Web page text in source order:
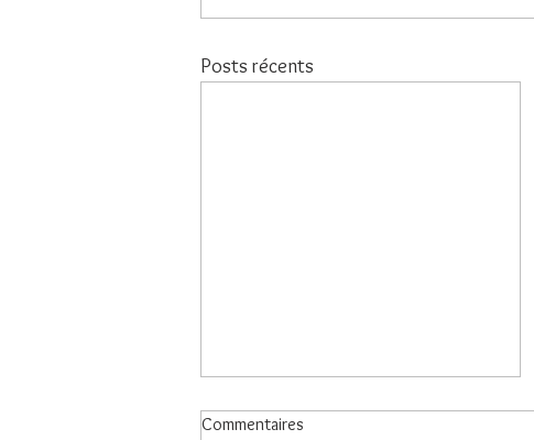
Posts récents
Commentaires